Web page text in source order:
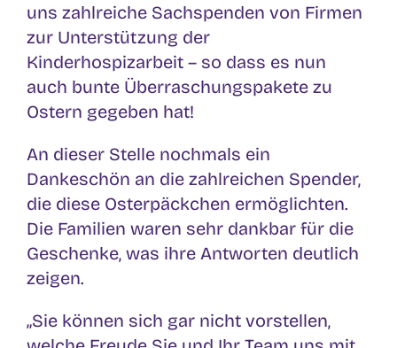
uns zahlreiche Sachspenden von Firmen
zur Unterstützung der
Kinderhospizarbeit – so dass es nun
auch bunte Überraschungspakete zu
Ostern gegeben hat!
An dieser Stelle nochmals ein
Dankeschön an die zahlreichen Spender,
die diese Osterpäckchen ermöglichten.
Die Familien waren sehr dankbar für die
Geschenke, was ihre Antworten deutlich
zeigen.
„Sie können sich gar nicht vorstellen,